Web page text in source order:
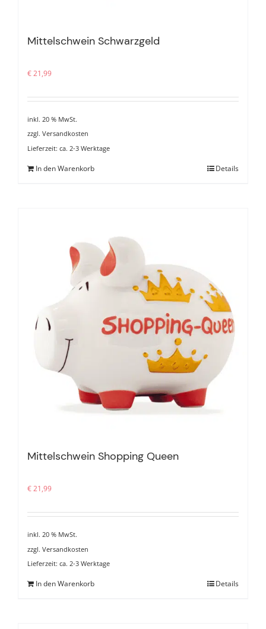
Mittelschwein Schwarzgeld
€21,99
inkl. 20 % MwSt.
zzgl. Versandkosten
Lieferzeit: ca. 2-3 Werktage
In den Warenkorb Details
Mittelschwein Shopping Queen
€21,99
inkl. 20 % MwSt.
zzgl. Versandkosten
Lieferzeit: ca. 2-3 Werktage
In den Warenkorb Details